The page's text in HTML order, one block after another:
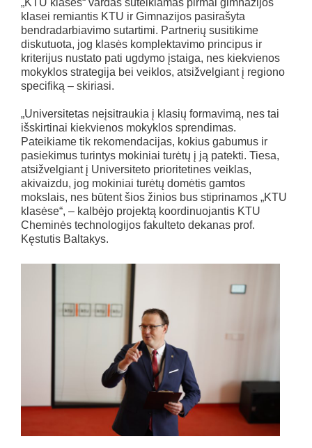
klasei remiantis KTU ir Gimnazijos pasirašyta
bendradarbiavimo sutartimi. Partnerių susitikime
diskutuota, jog klasės komplektavimo principus ir
kriterijus nustato pati ugdymo įstaiga, nes kiekvienos
mokyklos strategija bei veiklos, atsižvelgiant į regiono
specifiką – skiriasi.
„Universitetas neįsitraukia į klasių formavimą, nes tai
išskirtinai kiekvienos mokyklos sprendimas.
Pateikiame tik rekomendacijas, kokius gabumus ir
pasiekimus turintys mokiniai turėtų į ją patekti. Tiesa,
atsižvelgiant į Universiteto prioritetines veiklas,
akivaizdu, jog mokiniai turėtų domėtis gamtos
mokslais, nes būtent šios žinios bus stiprinamos „KTU
klasėse“, – kalbėjo projektą koordinuojantis KTU
Cheminės technologijos fakulteto dekanas prof.
Kęstutis Baltakys.